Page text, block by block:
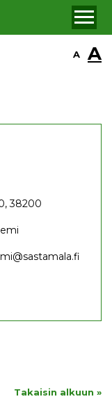
A A
38200
Takaisin alkuun »